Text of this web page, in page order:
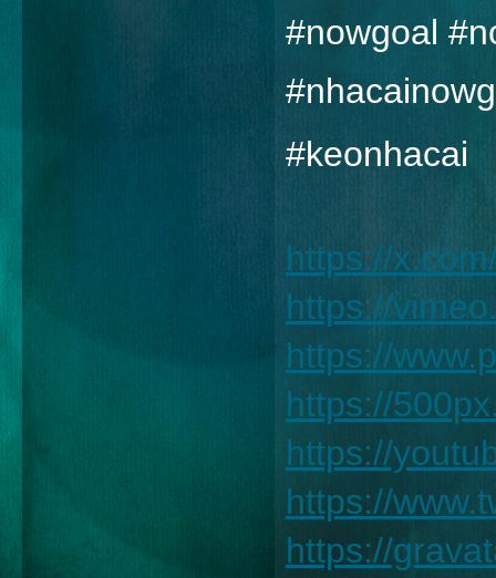
#nowgoal
#keonhacai
https://
https://
https://
https://
https://
https://
https://